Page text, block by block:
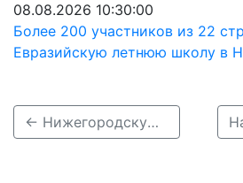
08.08.2026 10:30:00
Более 200 участников из 22
Евразийскую летнюю школу в
← Нижегородскую область наградили за успешное исполнение нацпроекта БКАД